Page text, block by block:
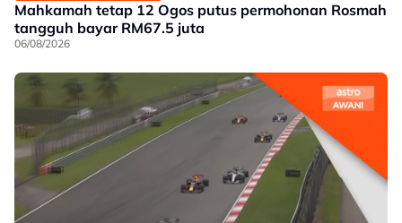
Mahkamah tetap 12 Ogos putus permohonan Rosmah
tangguh bayar RM67.5 juta
06/08/2026